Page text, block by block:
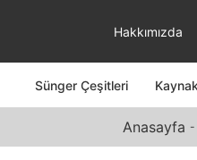
Hakkımızda
Sünger Çeşitleri
Anasayfa